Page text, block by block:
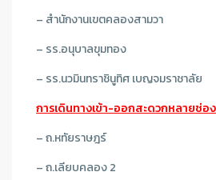
– สำนักงานเขตคลองสามวา
– รร.อนุบาลขุมทอง
– รร.นวมินทราชินูทิศ เบญจมราชาลัย
การเดินทางเข้า-ออกสะดวกหลายช่อ
– ถ.หทัยราษฎร์
– ถ.เลียบคลอง 2